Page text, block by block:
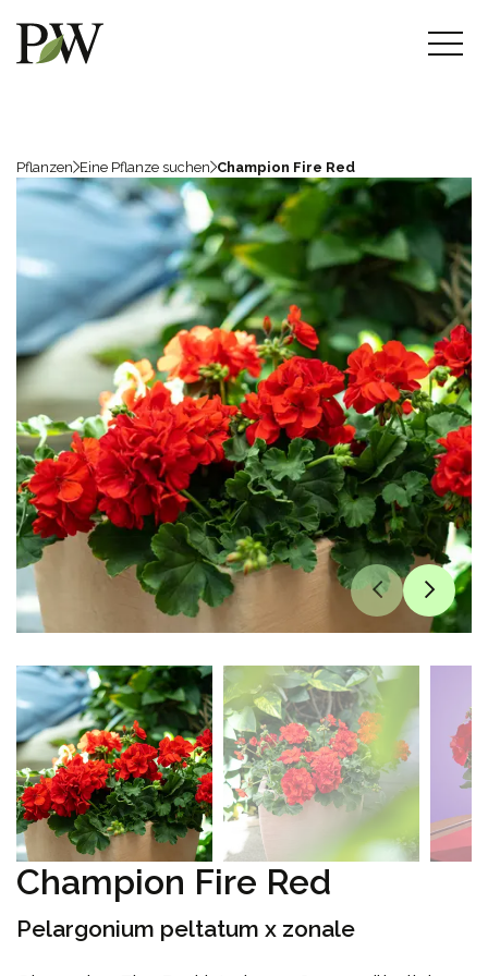
Pflanzen Eine Pflanze suchen Champion Fire Red
Champion Fire Red
Pelargonium peltatum x zonale